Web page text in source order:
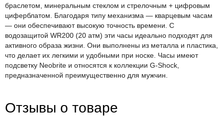
браслетом, минеральным стеклом и стрелочным + цифровым
циферблатом. Благодаря типу механизма — кварцевым часам
— они обеспечивают высокую точность времени. С
водозащитой WR200 (20 атм) эти часы идеально подходят для
активного образа жизни. Они выполнены из металла и пластика,
что делает их легкими и удобными при носке. Часы имеют
подсветку Neobrite и относятся к коллекции G-Shock,
предназначенной преимущественно для мужчин.
Отзывы о товаре